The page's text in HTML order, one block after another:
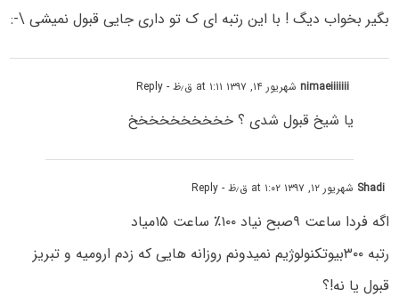
بگیر بخواب دیگ ! با این رتبه ای ک تو داری جایی قبول نمیشی ⁦:-\⁩
nimaeiiiiiiiشهریور ۱۴, ۱۳۹۷ at ۱:۱۱ ق٫ظ - Reply
یا شیخ قبول شدی ؟ خخخخخخخخخخ
Shadi شهریور ۱۲, ۱۳۹۷ at ۱:۰۲ ق٫ظ - Reply
اگه فردا ساعت ۹صبح نیاد ۱۰۰٪؜ ساعت ۱۵میاد
رتبه ۳۰۰بیوتکنولوژیم نمیدونم روزانه هایی که زدم ارومیه و تبریز
قبول یا نه!؟